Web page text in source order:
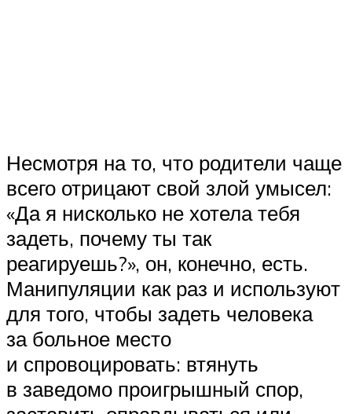
Несмотря на то, что родители чаще
всего отрицают свой злой умысел:
«Да я нисколько не хотела тебя
задеть, почему ты так
реагируешь?», он, конечно, есть.
Манипуляции как раз и используют
для того, чтобы задеть человека
за больное место
и спровоцировать: втянуть
в заведомо проигрышный спор,